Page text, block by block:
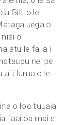
Sili o le
o
nisi o
atu le faila i
nei pe
ai i luma o le
o loo tuuaia
faailoa mai e